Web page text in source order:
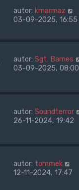
autor: kmarmaz
03-09-2025, 16:55
autor: Sgt. Barnes
03-09-2025, 08:00
autor: Soundterror
26-11-2024, 19:42
autor: tommek
12-11-2024, 17:47